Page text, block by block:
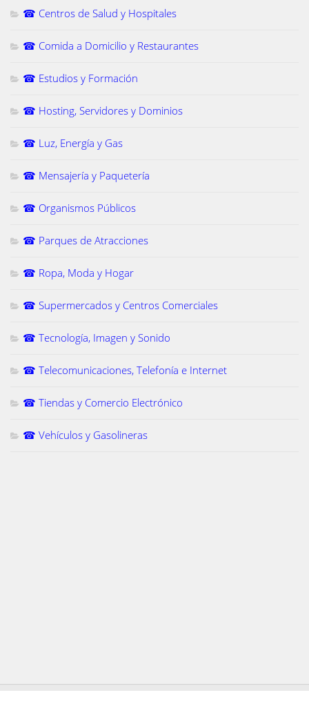
☎ Centros de Salud y Hospitales
☎ Comida a Domicilio y Restaurantes
☎ Estudios y Formación
☎ Hosting, Servidores y Dominios
☎ Luz, Energía y Gas
☎ Mensajería y Paquetería
☎ Organismos Públicos
☎ Parques de Atracciones
☎ Ropa, Moda y Hogar
☎ Supermercados y Centros Comerciales
☎ Tecnología, Imagen y Sonido
☎ Telecomunicaciones, Telefonía e Internet
☎ Tiendas y Comercio Electrónico
☎ Vehículos y Gasolineras